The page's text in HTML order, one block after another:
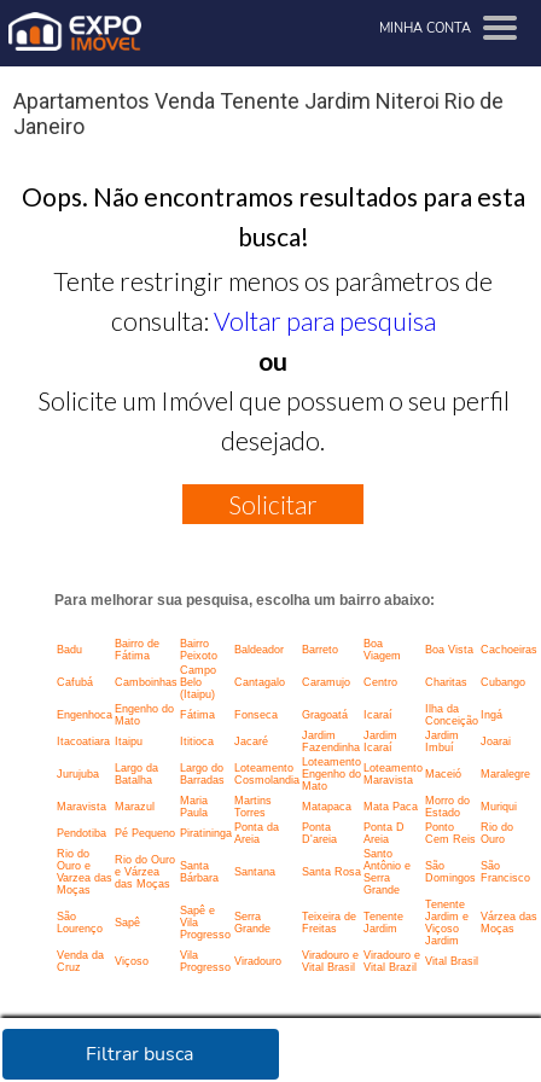
MINHA CONTA
Filtrar busca
Apartamentos Venda Tenente Jardim Niteroi Rio de
Janeiro
Oops. Não encontramos resultados para esta
busca!
Tente restringir menos os parâmetros de
consulta: Voltar para pesquisa
ou
Solicite um Imóvel que possuem o seu perfil
desejado.
Solicitar
Para melhorar sua pesquisa, escolha um bairro abaixo:
Badu
Bairro de
Fátima
Bairro
Peixoto
Baldeador Barreto
Boa
Viagem
Boa Vista Cachoeiras
Cafubá Camboinhas
Campo
Belo
(Itaipu)
Cantagalo Caramujo Centro Charitas Cubango
Engenhoca Engenho do
Mato
Fátima Fonseca Gragoatá Icaraí
Ilha da
Conceição Ingá
Itacoatiara Itaipu Ititioca Jacaré
Jardim
Fazendinha
Jardim
Icaraí
Jardim
Imbuí
Joarai
Jurujuba
Largo da
Batalha
Largo do
Barradas
Loteamento
Cosmolandia
Loteamento
Engenho do
Mato
Loteamento
Maravista
Maceió Maralegre
Maravista Marazul
Maria
Paula
Martins
Torres
Matapaca Mata Paca
Morro do
Estado
Muriqui
Pendotiba Pé Pequeno Piratininga Ponta da
Areia
Ponta
D'areia
Ponta D
Areia
Ponto
Cem Reis
Rio do
Ouro
Rio do
Ouro e
Varzea das
Moças
Rio do Ouro
e Várzea
das Moças
Santa
Bárbara
Santana Santa Rosa
Santo
Antônio e
Serra
Grande
São
Domingos
São
Francisco
São
Lourenço
Sapê
Sapê e
Vila
Progresso
Serra
Grande
Teixeira de
Freitas
Tenente
Jardim
Tenente
Jardim e
Viçoso
Jardim
Várzea das
Moças
Venda da
Cruz
Viçoso
Vila
Progresso Viradouro
Viradouro e
Vital Brasil
Viradouro e
Vital Brazil
Vital Brasil